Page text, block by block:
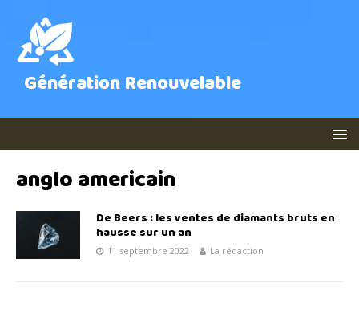
Génération Renouvelable
anglo americain
De Beers : les ventes de diamants bruts en
hausse sur un an
11 septembre 2022 La rédaction